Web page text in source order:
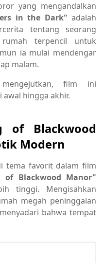
yang mengandalkan
in the Dark" adalah
tentang seorang
terpencil untuk
ia mulai mendengar
malam.
film ini
hingga akhir.
of Blackwood
Modern
tema favorit dalam film
of Blackwood Manor"
tinggi. Mengisahkan
megah peninggalan
bahwa tempat